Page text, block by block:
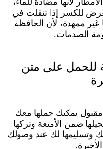
للكسر إذا تنقلت في
ممهدة، لأن الحافظة
الصدمات.
للحمل على متن
يمكنك حملها معك
ضمن الأمتعة وتركها
وتسليمها لك عند وصولك